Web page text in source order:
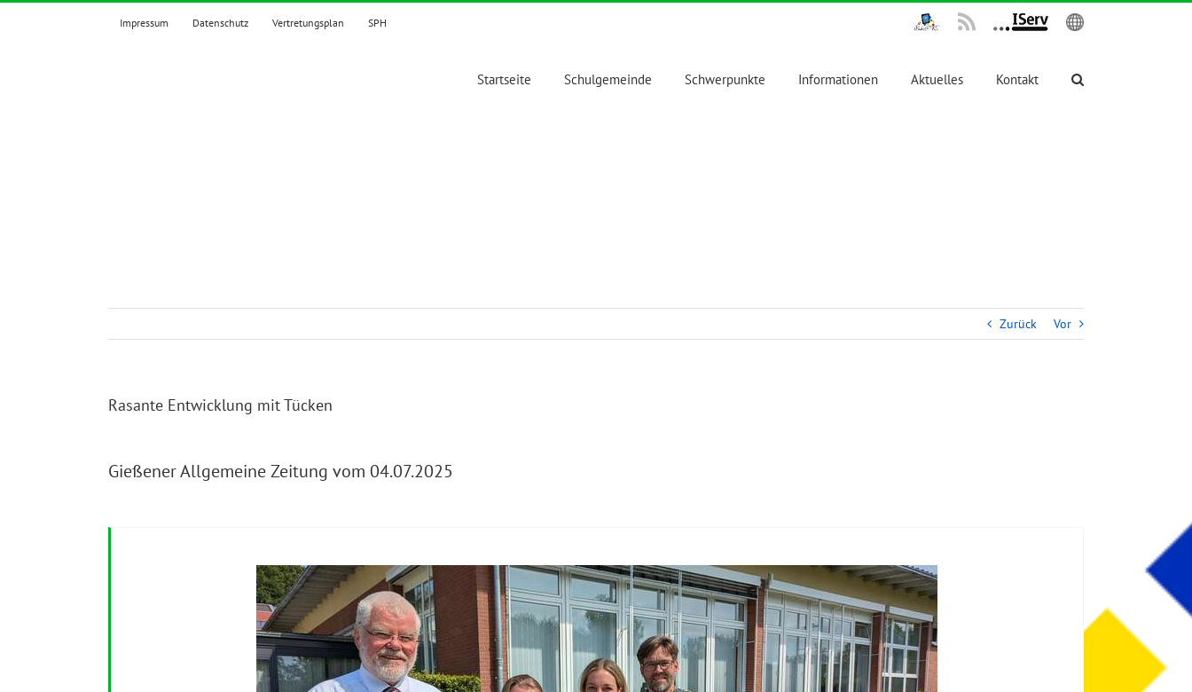
Zum
Impressum Datenschutz Vertretungsplan SPH IPadsTKS IServ English
Startseite Schulgemeinde Schwerpunkte Informationen Aktuelles Kontakt
Zurück Vor
Rasante Entwicklung mit Tücken
Gießener Allgemeine Zeitung vom 04.07.2025